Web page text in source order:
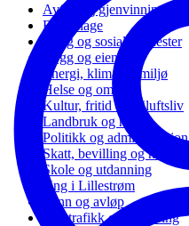
Avfall og gjenvinning
Barnehage
Bolig og sosiale tjenester
Bygg og eiendom
Energi, klima og miljø
Helse og omsorg
Kultur, fritid og friluftsliv
Landbruk og natur
Politikk og administrasjon
Skatt, bevilling og næring
Skole og utdanning
Ung i Lillestrøm
Vann og avløp
Vei, trafikk og parkering